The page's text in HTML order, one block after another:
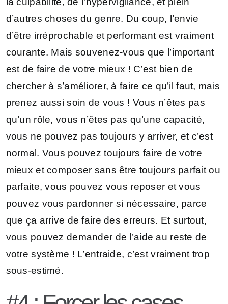
d’autres choses du genre. Du coup, l’envie
d’être irréprochable et performant est vraiment
courante. Mais souvenez-vous que l’important
est de faire de votre mieux ! C’est bien de
chercher à s’améliorer, à faire ce qu’il faut, mais
prenez aussi soin de vous ! Vous n’êtes pas
qu’un rôle, vous n’êtes pas qu’une capacité,
vous ne pouvez pas toujours y arriver, et c’est
normal. Vous pouvez toujours faire de votre
mieux et composer sans être toujours parfait ou
parfaite, vous pouvez vous reposer et vous
pouvez vous pardonner si nécessaire, parce
que ça arrive de faire des erreurs. Et surtout,
vous pouvez demander de l’aide au reste de
votre système ! L’entraide, c’est vraiment trop
sous-estimé.